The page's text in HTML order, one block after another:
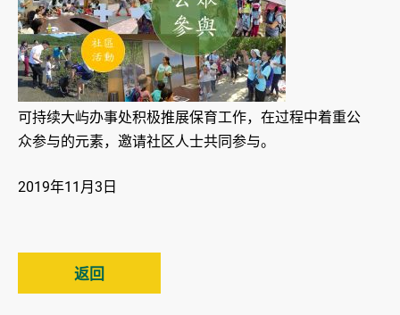
可持续大屿办事处积极推展保育工作，在过程中着重公
众参与的元素，邀请社区人士共同参与。
2019年11月3日
返回